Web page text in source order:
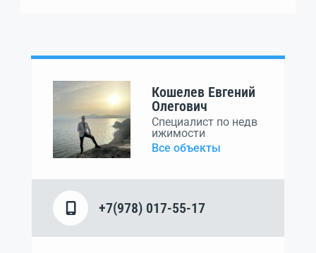
Кошелев Евгений
Олегович
Специалист по недв
ижимости
Все объекты
+7(978) 017-55-17